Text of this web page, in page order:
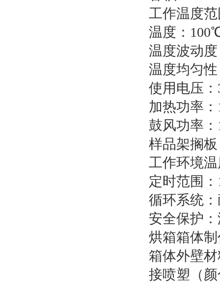
工作温度
温度：
温度波动
温度均匀性
使用电压：
加热功率
鼓风功率
样品架搁
工作环境
定时范围：
循环系统
安全保护
烘箱箱体
箱体外壁
接喷塑（